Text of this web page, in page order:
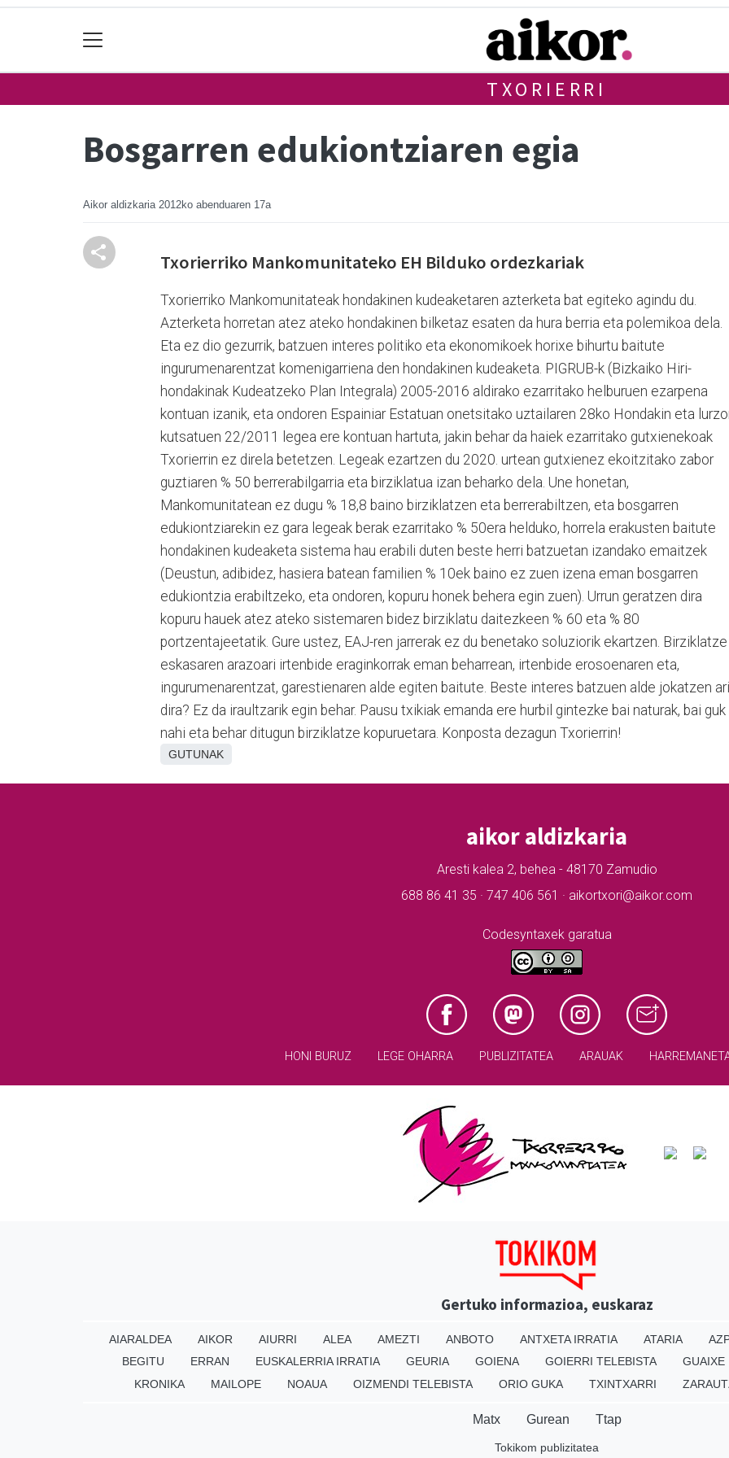
TXORIERRI
Bosgarren edukiontziaren egia
Aikor aldizkaria 2012ko abenduaren 17a
Txorierriko Mankomunitateko EH Bilduko ordezkariak
Txorierriko Mankomunitateak hondakinen kudeaketaren azterketa bat egiteko agindu du.
Azterketa horretan atez ateko hondakinen bilketaz esaten da hura berria eta polemikoa dela.
Eta ez dio gezurrik, batzuen interes politiko eta ekonomikoek horixe bihurtu baitute
ingurumenarentzat komenigarriena den hondakinen kudeaketa. PIGRUB-k (Bizkaiko Hiri-
hondakinak Kudeatzeko Plan Integrala) 2005-2016 aldirako ezarritako helburuen ezarpena
kontuan izanik, eta ondoren Espainiar Estatuan onetsitako uztailaren 28ko Hondakin eta
kutsatuen 22/2011 legea ere kontuan hartuta, jakin behar da haiek ezarritako gutxienekoak
Txorierrin ez direla betetzen. Legeak ezartzen du 2020. urtean gutxienez ekoitzitako zabor
guztiaren % 50 berrerabilgarria eta birziklatua izan beharko dela. Une honetan,
Mankomunitatean ez dugu % 18,8 baino birziklatzen eta berrerabiltzen, eta bosgarren
edukiontziarekin ez gara legeak berak ezarritako % 50era helduko, horrela erakusten baitute
hondakinen kudeaketa sistema hau erabili duten beste herri batzuetan izandako emaitzek
(Deustun, adibidez, hasiera batean familien % 10ek baino ez zuen izena eman bosgarren
edukiontzia erabiltzeko, eta ondoren, kopuru honek behera egin zuen). Urrun geratzen dira
kopuru hauek atez ateko sistemaren bidez birziklatu daitezkeen % 60 eta % 80
portzentajeetatik. Gure ustez, EAJ-ren jarrerak ez du benetako soluziorik ekartzen. Birziklatze
eskasaren arazoari irtenbide eraginkorrak eman beharrean, irtenbide erosoenaren eta,
ingurumenarentzat, garestienaren alde egiten baitute. Beste interes batzuen alde jokatzen ari
dira? Ez da iraultzarik egin behar. Pausu txikiak emanda ere hurbil gintezke bai naturak, bai guk
nahi eta behar ditugun birziklatze kopuruetara. Konposta dezagun Txorierrin!
GUTUNAK
aikor aldizkaria
Aresti kalea 2, behea - 48170 Zamudio
688 86 41 35 · 747 406 561 · aikortxori@aikor.com
Codesyntaxek garatua
HONI BURUZ LEGE OHARRA PUBLIZITATEA ARAUAK
Gertuko informazioa, euskaraz
AIARALDEA AIKOR AIURRI ALEA AMEZTI ANBOTO ANTXETA IRRATIA ATARIA
BEGITU
ERRAN EUSKALERRIA IRRATIA GEURIA GOIENA GOIERRI TELEBISTA GUAIXE
KRONIKA
MAILOPE NOAUA OIZMENDI TELEBISTA ORIO GUKA TXINTXARRI
Matx Gurean Ttap
Tokikom publizitatea